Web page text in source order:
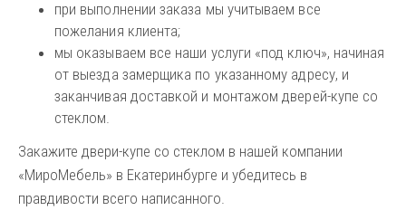
при выполнении заказа мы учитываем все
пожелания клиента;
мы оказываем все наши услуги «под ключ», начиная
от выезда замерщика по указанному адресу, и
заканчивая доставкой и монтажом дверей-купе со
стеклом.
Закажите двери-купе со стеклом в нашей компании
«МироМебель» в Екатеринбурге и убедитесь в
правдивости всего написанного.